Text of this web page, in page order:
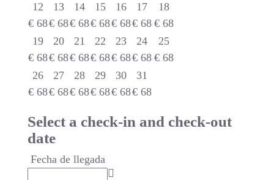
12
€ 68
13
€ 68
14
€ 68
15
€ 68
16
€ 68
17
€ 68
18
€ 68
19
€ 68
20
€ 68
21
€ 68
22
€ 68
23
€ 68
24
€ 68
25
€ 68
26
€ 68
27
€ 68
28
€ 68
29
€ 68
30
€ 68
31
€ 68
Select a check-in and check-out
date
Fecha de llegada